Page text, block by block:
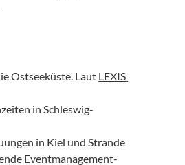
Ostseeküste. Laut LEXIS
in Schleswig-
in Kiel und Strande
Eventmanagement-